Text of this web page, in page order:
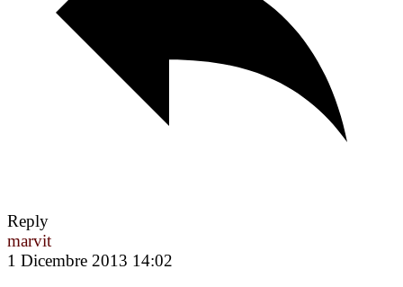
Reply
marvit
1 Dicembre 2013 14:02